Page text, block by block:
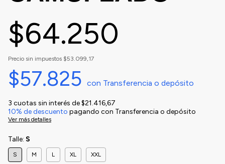
$64.250
Precio sin impuestos $53.099,17
$57.825 con Transferencia o depósito
3 cuotas sin interés de$21.416,67
10% de descuento pagando con Transferencia o depósito
Ver más detalles
Talle: S
S M L XL XXL